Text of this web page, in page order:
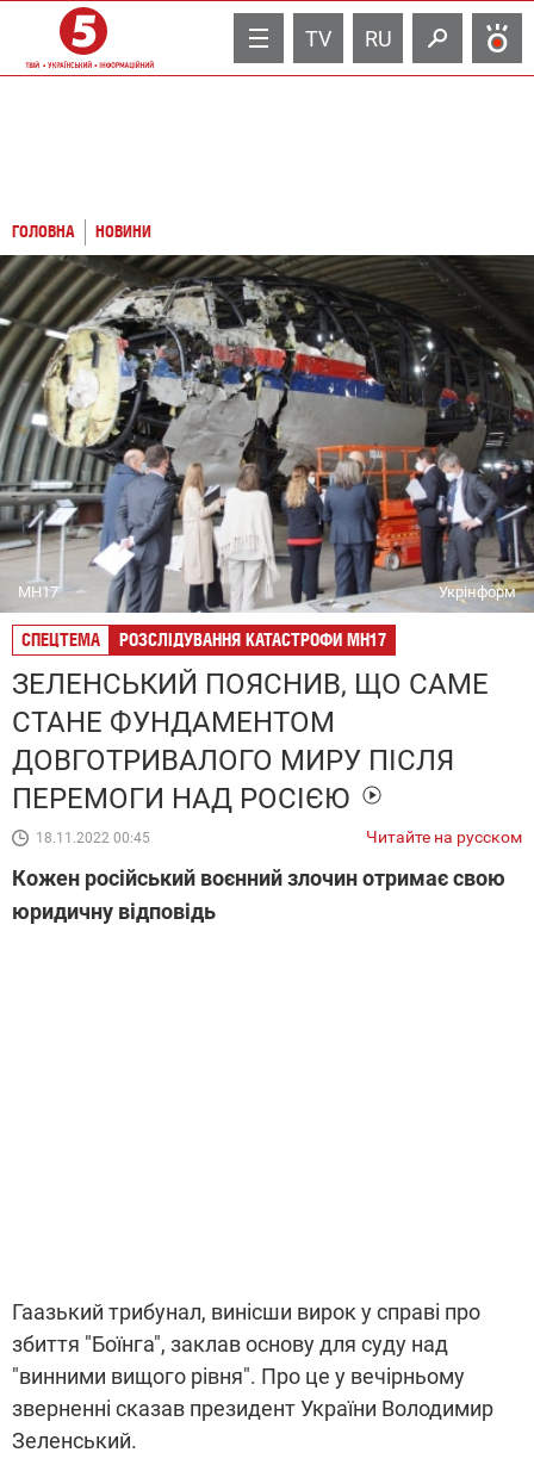
TV RU
ГОЛОВНА НОВИНИ
MH17 Укрінформ
СПЕЦТЕМА РОЗСЛІДУВАННЯ КАТАСТРОФИ МН17
ЗЕЛЕНСЬКИЙ ПОЯСНИВ, ЩО САМЕ
СТАНЕ ФУНДАМЕНТОМ
ДОВГОТРИВАЛОГО МИРУ ПІСЛЯ
ПЕРЕМОГИ НАД РОСІЄЮ
18.11.2022 00:45 Читайте на русском
Кожен російський воєнний злочин отримає свою
юридичну відповідь
Гаазький трибунал, винісши вирок у справі про
збиття "Боїнга", заклав основу для суду над
"винними вищого рівня". Про це у вечірньому
зверненні сказав президент України Володимир
Зеленський.